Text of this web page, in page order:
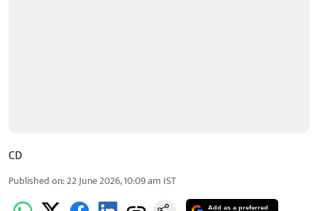
CD
Published on:22 June 2026, 10:09 am IST
Add as a preferred